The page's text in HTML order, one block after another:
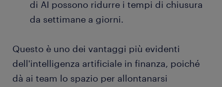
di AI possono ridurre i tempi di chiusura
da settimane a giorni.
Questo è uno dei vantaggi più evidenti
dell'intelligenza artificiale in finanza, poiché
dà ai team lo spazio per allontanarsi